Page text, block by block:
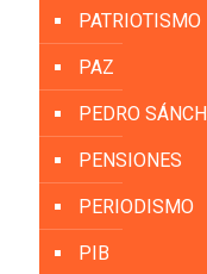
PATRIOTISMO
PAZ
PEDRO
PENSIONES
PERIODISMO
PIB